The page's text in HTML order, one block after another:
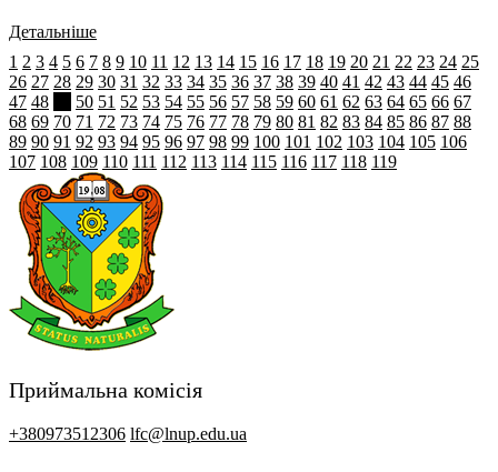
Детальніше
1 2 3 4 5 6 7 8 9 10 11 12 13 14 15 16 17 18 19 20 21 22 23 24 25
26 27 28 29 30 31 32 33 34 35 36 37 38 39 40 41 42 43 44 45 46
47 48 50 51 52 53 54 55 56 57 58 59 60 61 62 63 64 65 66 67
68 69 70 71 72 73 74 75 76 77 78 79 80 81 82 83 84 85 86 87 88
89 90 91 92 93 94 95 96 97 98 99 100 101 102 103 104 105 106
107 108 109 110 111 112 113 114 115 116 117 118 119
Приймальна комісія
+380973512306 lfc@lnup.edu.ua